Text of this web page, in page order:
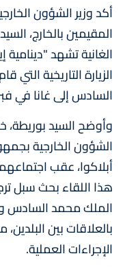
أكد وزير الشؤون
المقيمين بالخارج،
الغانية تشهد "دينامية
الزيارة التاريخية
السادس إلى غانا في فبراير
وأوضح السيد
الشؤون الخارجية
أبلاكوا، عقب
هذا اللقاء بحث سبل
الملك محمد السادس
بالعلاقات بين
الإجراءات العملية.